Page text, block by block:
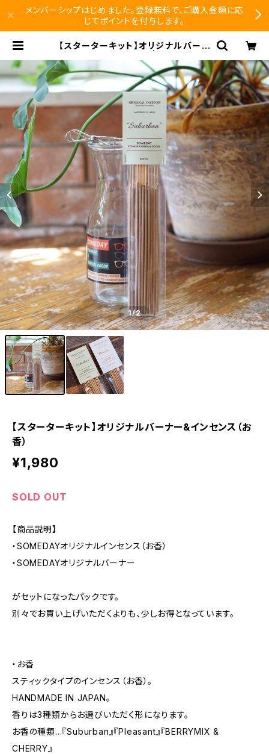
メンバーシップはじめました。登録無料で、ご購入金額に応
じてポイントを付与します。
【スターターキット】オリジナルバーナ
1/2
【スターターキット】オリジナルバーナー&インセンス（お
香）
¥1,980
SOLD OUT
【商品説明】
・SOMEDAYオリジナルインセンス（お香）
・SOMEDAYオリジナルバーナー
がセットになったパックです。
別々でお買い上げいただくよりも、少しお得となっています。
・お香
スティックタイプのインセンス（お香）。
HANDMADE IN JAPAN。
香りは3種類からお選びいただく形になります。
お香の種類...『Suburban』『Pleasant』『BERRYMIX &
CHERRY』